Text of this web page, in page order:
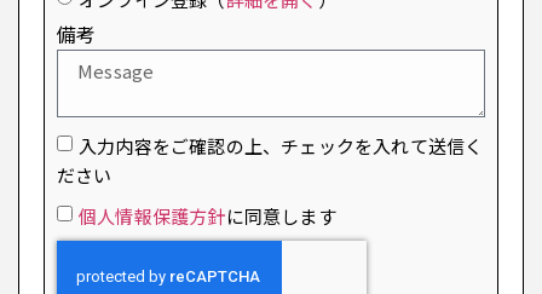
備考
入力内容をご確認の上、チェックを入れて送信く
ださい
個人情報保護方針に同意します